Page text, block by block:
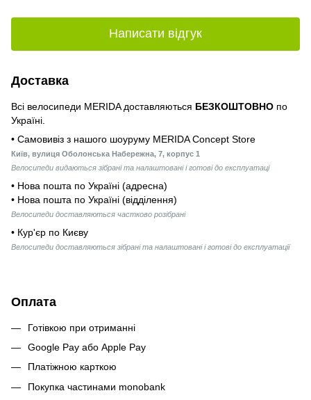
Написати відгук
Доставка
Всі велосипеди MERIDA доставляються БЕЗКОШТОВНО по
Україні.
• Самовивіз з нашого шоуруму MERIDA Concept Store
Київ, вулиця Оболонська Набережна, 7, корпус 1
Велосипеди видаються зібрані та налаштовані і готові до експлуатаці
• Нова пошта по Україні (адресна)
• Нова пошта по Україні (відділення)
Велосипеди доставляються частково розібрані
• Кур'єр по Києву
Велосипеди доставляються зібрані та налаштовані і готові до експлуатації
Оплата
Готівкою при отриманні
Google Pay або Apple Pay
Платіжною карткою
Покупка частинами monobank